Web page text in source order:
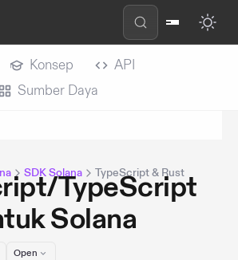
Konsep
API
Sumber Daya
SDK Solana TypeScript & Rust
TypeScript
Solana
Open